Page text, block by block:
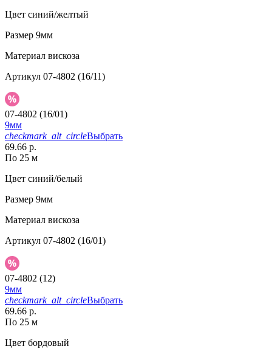
Цвет синий/желтый
Размер 9мм
Материал вискоза
Артикул 07-4802 (16/11)
07-4802 (16/01)
9мм
checkmark_alt_circleВыбрать
69.66 р.
По 25 м
Цвет синий/белый
Размер 9мм
Материал вискоза
Артикул 07-4802 (16/01)
07-4802 (12)
9мм
checkmark_alt_circleВыбрать
69.66 р.
По 25 м
Цвет бордовый